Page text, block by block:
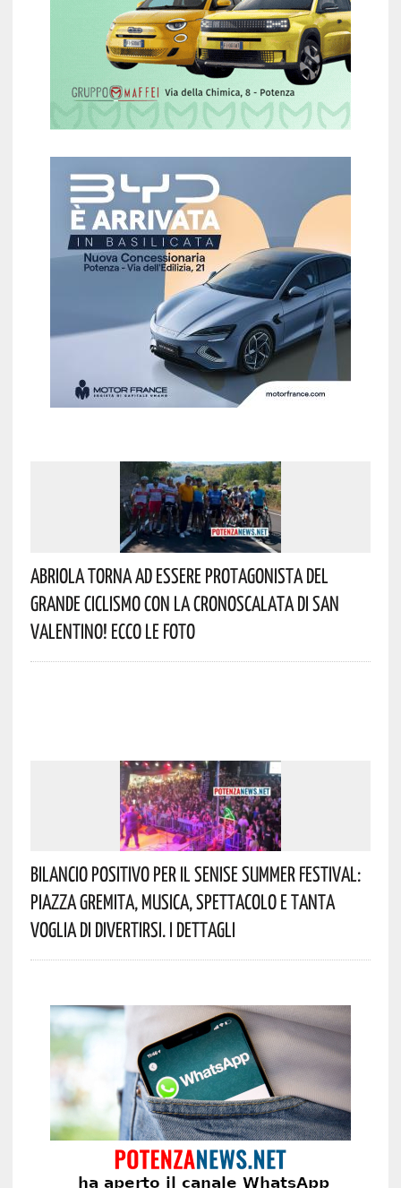
Abriola Torna Ad Essere Protagonista Del
Grande Ciclismo Con La Cronoscalata Di San
Valentino! Ecco Le Foto
Bilancio Positivo Per Il Senise Summer Festival:
Piazza Gremita, Musica, Spettacolo E Tanta
Voglia Di Divertirsi. I Dettagli